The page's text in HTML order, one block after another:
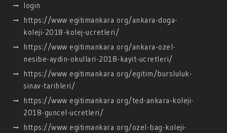
login
https://www egitimankara org/ankara-doga-
koleji-2018-kolej-ucretleri/
https://www egitimankara org/ankara-ozel-
nesibe-aydin-okullari-2018-kayit-ucretleri/
https://www egitimankara org/egitim/bursluluk-
sinav-tarihleri/
https://www egitimankara org/ted-ankara-koleji-
2018-guncel-ucretleri/
https://www egitimankara org/ozel-bag-koleji-